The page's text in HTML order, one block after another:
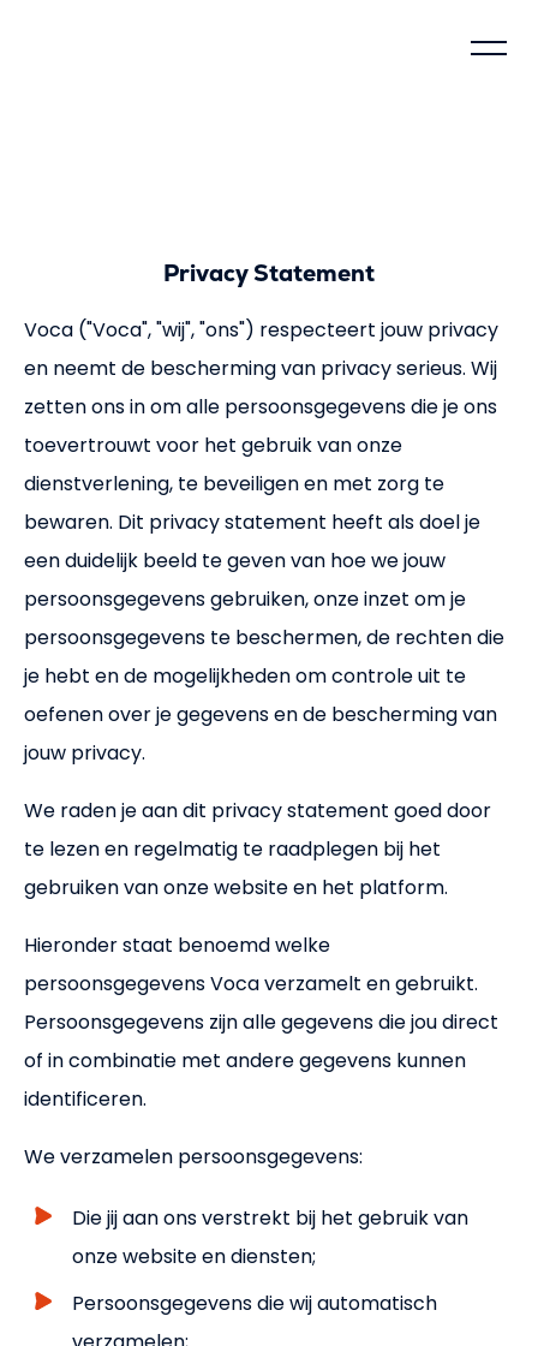
Hoe werkt Voca
Waarom verantwoorden
Maatschappelijke impact
Compliance
Uitleg kostenverschil
Nieuws
Partners
Voor zzp'ers
Inloggen
Privacy Statement
Voca ("Voca", "wij", "ons") respecteert jouw privacy
en neemt de bescherming van privacy serieus. Wij
zetten ons in om alle persoonsgegevens die je ons
toevertrouwt voor het gebruik van onze
dienstverlening, te beveiligen en met zorg te
bewaren. Dit privacy statement heeft als doel je
een duidelijk beeld te geven van hoe we jouw
persoonsgegevens gebruiken, onze inzet om je
persoonsgegevens te beschermen, de rechten die
je hebt en de mogelijkheden om controle uit te
oefenen over je gegevens en de bescherming van
jouw privacy.
We raden je aan dit privacy statement goed door
te lezen en regelmatig te raadplegen bij het
gebruiken van onze website en het platform.
Hieronder staat benoemd welke
persoonsgegevens Voca verzamelt en gebruikt.
Persoonsgegevens zijn alle gegevens die jou direct
of in combinatie met andere gegevens kunnen
identificeren.
We verzamelen persoonsgegevens:
Die jij aan ons verstrekt bij het gebruik van
onze website en diensten;
Persoonsgegevens die wij automatisch